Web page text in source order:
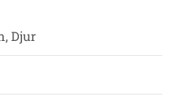
Djur